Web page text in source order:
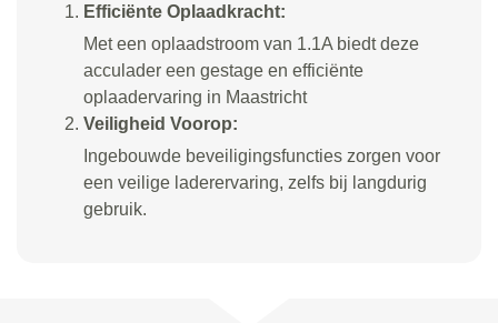
Efficiënte Oplaadkracht:
Met een oplaadstroom van 1.1A biedt deze
acculader een gestage en efficiënte
oplaadervaring in Maastricht
Veiligheid Voorop:
Ingebouwde beveiligingsfuncties zorgen voor
een veilige laderervaring, zelfs bij langdurig
gebruik.